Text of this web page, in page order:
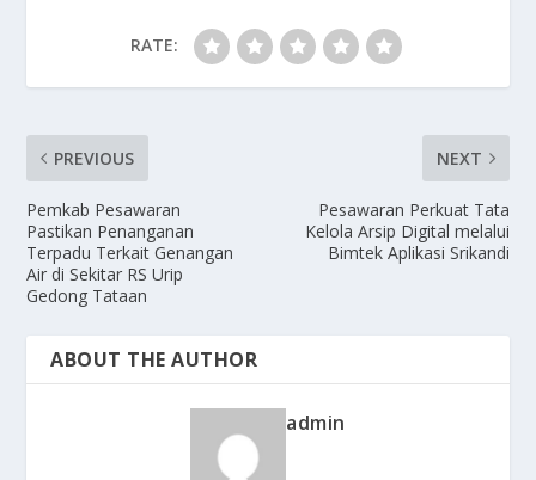
RATE:
PREVIOUS
Pemkab Pesawaran
Pastikan Penanganan
Terpadu Terkait Genangan
Air di Sekitar RS Urip
Gedong Tataan
NEXT
Pesawaran Perkuat Tata
Kelola Arsip Digital melalui
Bimtek Aplikasi Srikandi
ABOUT THE AUTHOR
admin